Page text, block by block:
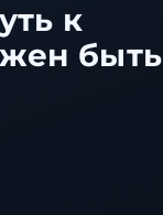
к
быть